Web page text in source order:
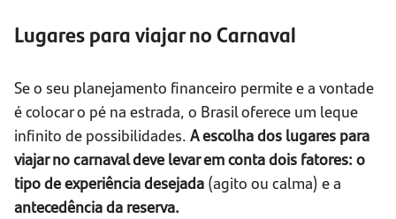
Lugares para viajar no Carnaval
Se o seu planejamento financeiro permite e a vontade
é colocar o pé na estrada, o Brasil oferece um leque
infinito de possibilidades. A escolha dos lugares para
viajar no carnaval deve levar em conta dois fatores: o
tipo de experiência desejada (agito ou calma) e a
antecedência da reserva.